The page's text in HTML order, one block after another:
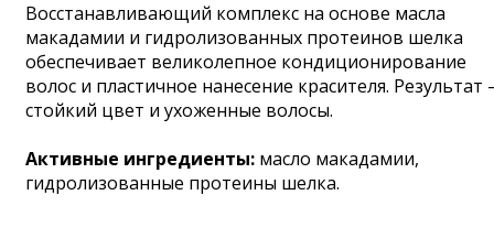
Восстанавливающий комплекс на основе масла
макадамии и гидролизованных протеинов шелка
обеспечивает великолепное кондиционирование
волос и пластичное нанесение красителя. Результат
стойкий цвет и ухоженные волосы.
Активные ингредиенты: масло макадамии,
гидролизованные протеины шелка.